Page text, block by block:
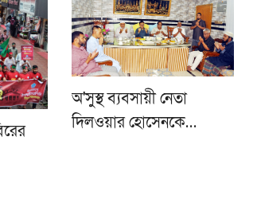
অ'সুস্থ ব্যবসায়ী নেতা
দিলওয়ার হোসেনকে…